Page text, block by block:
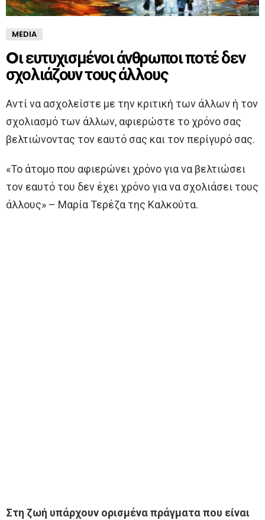
MEDIA
Oι ευτυχισμένοι άνθρωποι ποτέ δεν
σχολιάζουν τους άλλους
Αντί να ασχολείστε με την κριτική των άλλων ή τον
σχολιασμό των άλλων, αφιερώστε το χρόνο σας
βελτιώνοντας τον εαυτό σας και τον περίγυρό σας.
«Το άτομο που αφιερώνει χρόνο για να βελτιώσει
τον εαυτό του δεν έχει χρόνο για να σχολιάσει τους
άλλους» – Μαρία Τερέζα της Καλκούτα.
Στη ζωή υπάρχουν ορισμένα πράγματα που είναι